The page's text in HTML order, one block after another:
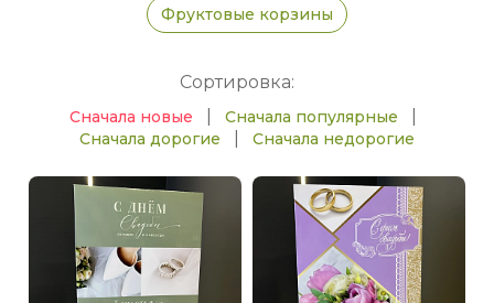
Фруктовые корзины
Сортировка:
Сначала новые Сначала популярные
Сначала дорогие Сначала недорогие